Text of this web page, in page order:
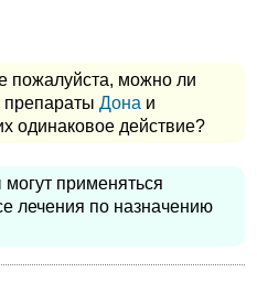
пожалуйста, можно ли
Дона и
одинаковое действие?
применяться
лечения по назначению